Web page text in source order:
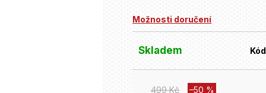
Možnosti doručení
Skladem
499 Kč –50 %